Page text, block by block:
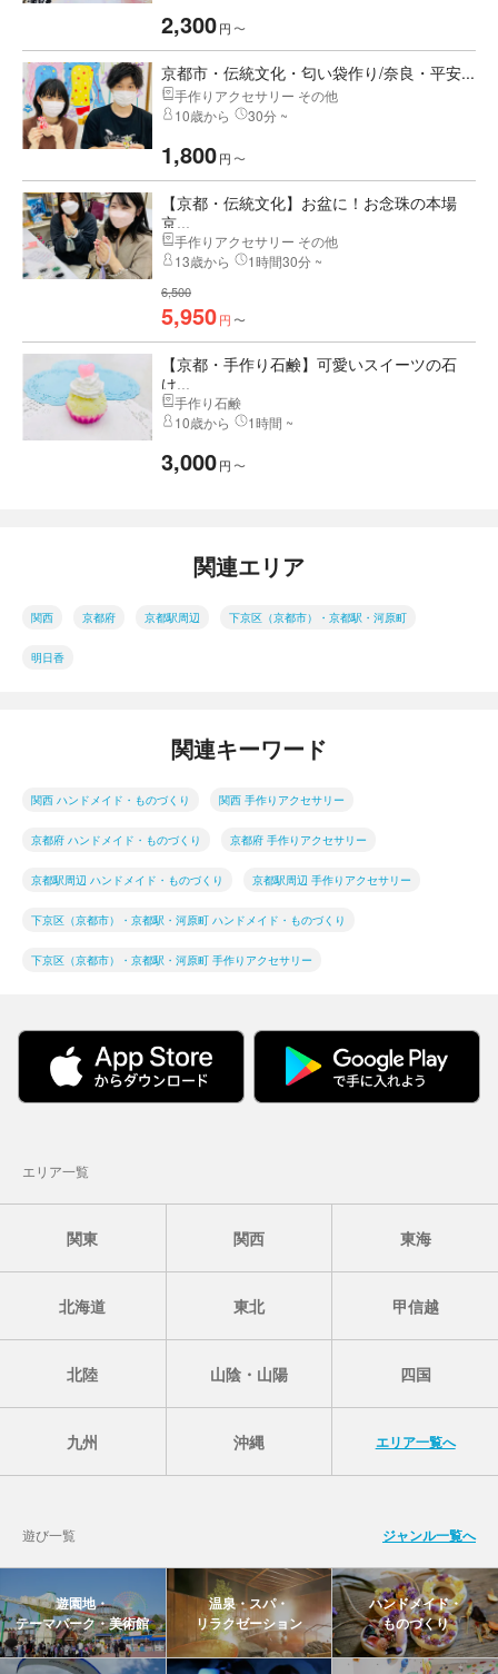
2,300円 〜
京都市・伝統文化・匂い袋作り/奈良・平安...
手作りアクセサリー その他
10歳から
30分 ~
1,800円 〜
【京都・伝統文化】お盆に！お念珠の本場
京...
手作りアクセサリー その他
13歳から
1時間30分 ~
6,500
5,950円 〜
【京都・手作り石鹸】可愛いスイーツの石
け...
手作り石鹸
10歳から
1時間 ~
3,000円 〜
関連エリア
関西 京都府 京都駅周辺 下京区（京都市）・京都駅・河原町
明日香
関連キーワード
関西 ハンドメイド・ものづくり 関西 手作りアクセサリー
京都府 ハンドメイド・ものづくり 京都府 手作りアクセサリー
京都駅周辺 ハンドメイド・ものづくり 京都駅周辺 手作りアクセサリー
下京区（京都市）・京都駅・河原町 ハンドメイド・ものづくり
下京区（京都市）・京都駅・河原町 手作りアクセサリー
エリア一覧
関東 関西 東海
北海道 東北 甲信越
北陸 山陰・山陽 四国
九州 沖縄 エリア一覧へ
遊び一覧 ジャンル一覧へ
遊園地・
テーマパーク・美術館
温泉・スパ・
リラクゼーション
ハンドメイド・
ものづくり